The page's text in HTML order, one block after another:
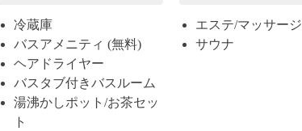
冷蔵庫
バスアメニティ (無料)
ヘアドライヤー
バスタブ付きバスルーム
湯沸かしポット/お茶セッ
ト
エステ/マッサージ
サウナ